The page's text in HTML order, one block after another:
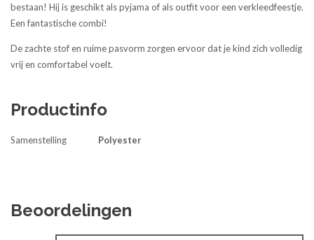
bestaan! Hij is geschikt als pyjama of als outfit voor een verkleedfeestje.
Een fantastische combi!
De zachte stof en ruime pasvorm zorgen ervoor dat je kind zich volledig
vrij en comfortabel voelt.
Productinfo
Samenstelling Polyester
Beoordelingen